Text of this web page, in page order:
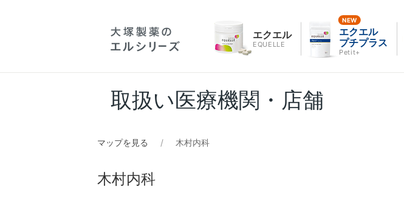
エクエル
EQUELLE
エクエル
プチプラス
Petit+
取扱い医療機関・店舗
マップを見る 木村内科
木村内科